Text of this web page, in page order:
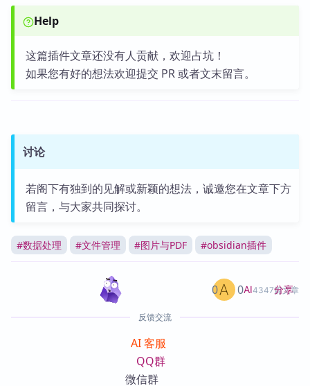
Help
这篇插件文章还没有人贡献，欢迎占坑！
如果您有好的想法欢迎提交 PR 或者文末留言。
讨论
若阁下有独到的见解或新颖的想法，诚邀您在文章下方
留言，与大家共同探讨。
#数据处理 #文件管理 #图片与PDF #obsidian插件
AI4347篇文章
0 0 分享
反馈交流
AI 客服
QQ群
微信群